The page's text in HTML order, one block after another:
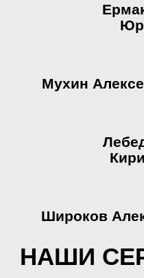
Мухин
Широков
НАШИ